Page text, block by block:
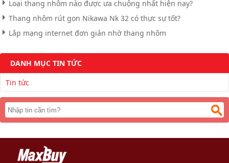
Loại thang nhôm nào được ưa chuộng nhất hiện nay?
Thang nhôm rút gọn Nikawa Nk 32 có thực sự tốt?
Lắp mạng internet đơn giản nhờ thang nhôm
DANH MỤC TIN TỨC
Tin tức